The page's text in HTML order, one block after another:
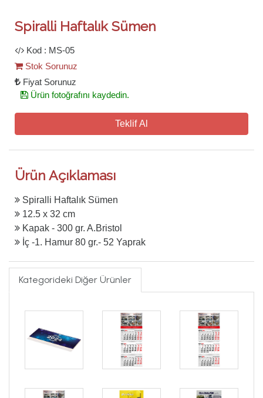
Spiralli Haftalık Sümen
Kod : MS-05
Stok Sorunuz
Fiyat Sorunuz
Ürün fotoğrafını kaydedin.
Teklif Al
Ürün Açıklaması
Spiralli Haftalık Sümen
12.5 x 32 cm
Kapak - 300 gr. A.Bristol
İç -1. Hamur 80 gr.- 52 Yaprak
Kategorideki Diğer Ürünler